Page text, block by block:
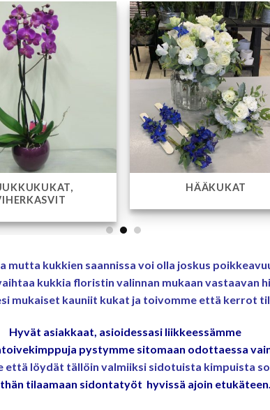
KORTIT, NAUHAT
mutta kukkien saannissa voi olla joskus
kukkia floristin valinnan mukaan vastaavan
mukaiset kauniit kukat ja toivomme että kerrot
Hyvät asiakkaat, asioidessasi liikkeessämme
pystymme sitomaan odottaessa
että löydät tällöin valmiiksi sidotuista kimpuista
tilaamaan sidontatyöt hyvissä ajoin